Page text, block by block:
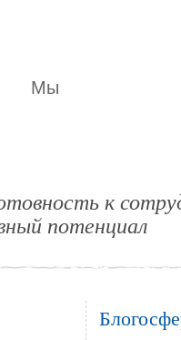
Мы
к
потенциал